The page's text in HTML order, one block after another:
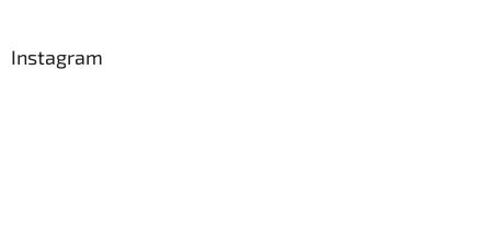
Instagram